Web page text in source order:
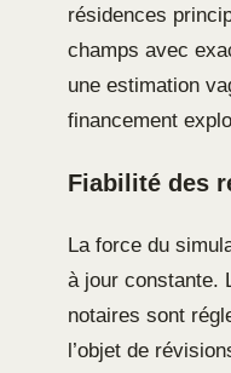
résidences
champs avec
une estimation
financement
Fiabilité des
La force du
à jour constante.
notaires sont
l’objet de